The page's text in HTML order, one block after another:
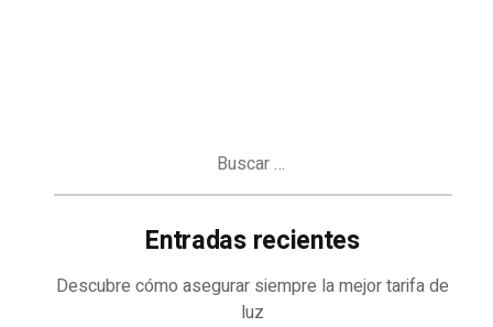
Entradas recientes
Descubre cómo asegurar siempre la mejor tarifa de
luz